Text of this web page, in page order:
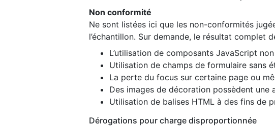
Non conformité
Ne sont listées ici que les non-conformités
l’échantillon. Sur demande, le résultat complet
L’utilisation de composants JavaScript
Utilisation de champs de formulaire sans
La perte du focus sur certaine page ou
Des images de décoration possèdent une
Utilisation de balises HTML à des fins de
Dérogations pour charge disproportionnée